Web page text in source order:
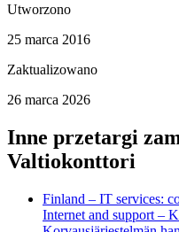
Utworzono
25 marca 2016
Zaktualizowano
26 marca 2026
Inne przetargi
Valtiokonttori
Finland – IT services:
Internet and support –